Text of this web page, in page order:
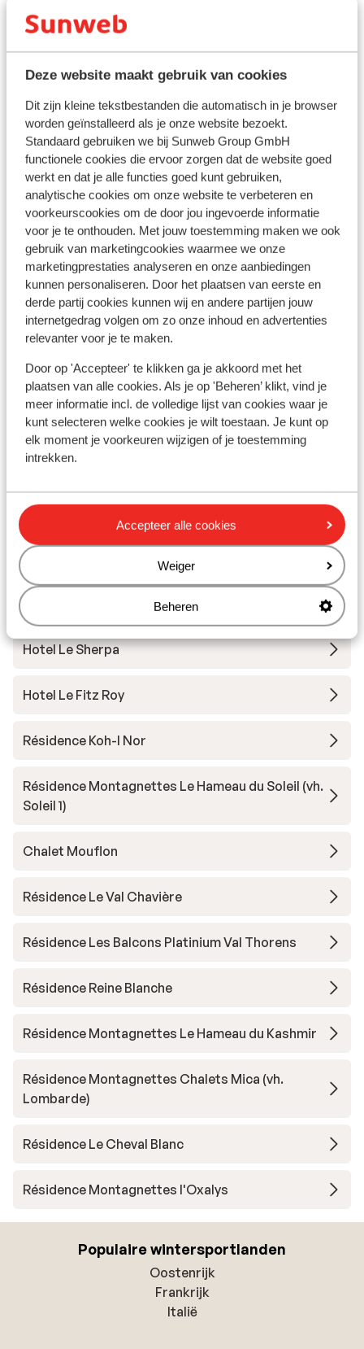
Deze website maakt gebruik van cookies
Dit zijn kleine tekstbestanden die automatisch in je browser
worden geïnstalleerd als je onze website bezoekt.
Standaard gebruiken we bij Sunweb Group GmbH
functionele cookies die ervoor zorgen dat de website goed
werkt en dat je alle functies goed kunt gebruiken,
analytische cookies om onze website te verbeteren en
voorkeurscookies om de door jou ingevoerde informatie
voor je te onthouden. Met jouw toestemming maken we ook
gebruik van marketingcookies waarmee we onze
marketingprestaties analyseren en onze aanbiedingen
kunnen personaliseren. Door het plaatsen van eerste en
derde partij cookies kunnen wij en andere partijen jouw
internetgedrag volgen om zo onze inhoud en advertenties
relevanter voor je te maken.
Door op 'Accepteer' te klikken ga je akkoord met het
plaatsen van alle cookies. Als je op 'Beheren’ klikt, vind je
meer informatie incl. de volledige lijst van cookies waar je
kunt selecteren welke cookies je wilt toestaan. Je kunt op
elk moment je voorkeuren wijzigen of je toestemming
intrekken.
Accepteer alle cookies
Weiger
Beheren
Val Thorens
Orelle
Andere accommodaties in Val Thorens
Hotel Le Val Thorens
Résidence Les Ancolies
Hotel Le Sherpa
Hotel Le Fitz Roy
Résidence Koh-I Nor
Résidence Montagnettes Le Hameau du Soleil (vh.
Soleil 1)
Chalet Mouflon
Résidence Le Val Chavière
Résidence Les Balcons Platinium Val Thorens
Résidence Reine Blanche
Résidence Montagnettes Le Hameau du Kashmir
Résidence Montagnettes Chalets Mica (vh.
Lombarde)
Résidence Le Cheval Blanc
Résidence Montagnettes l'Oxalys
Populaire wintersportlanden
Oostenrijk
Frankrijk
Italië